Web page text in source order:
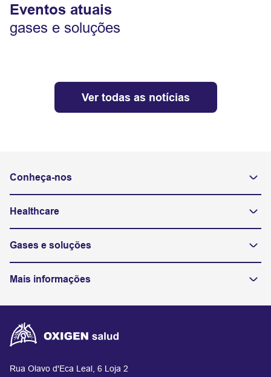
Eventos atuais
gases e soluções
Ver todas as notícias
Conheça-nos
Healthcare
Gases e soluções
Mais informações
Rua Olavo d'Eca Leal, 6 Loja 2